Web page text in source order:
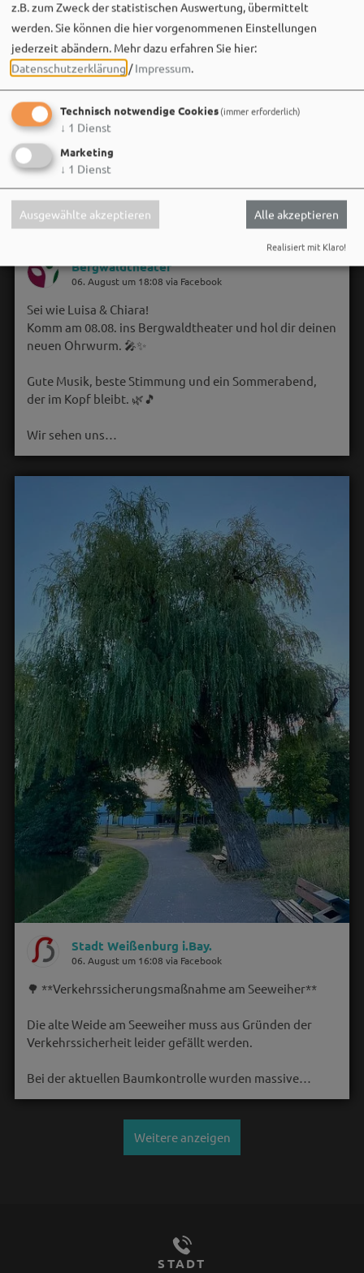
Bergwaldtheater
06. August um 18:08 via Facebook
Sei wie Luisa & Chiara!
Komm am 08.08. ins Bergwaldtheater und hol dir deinen
neuen Ohrwurm. 🎤✨
Gute Musik, beste Stimmung und ein Sommerabend,
der im Kopf bleibt. 🌿🎵
Wir sehen uns…
Stadt Weißenburg i.Bay.
06. August um 16:08 via Facebook
🌳 **Verkehrssicherungsmaßnahme am Seeweiher**
Die alte Weide am Seeweiher muss aus Gründen der
Verkehrssicherheit leider gefällt werden.
Bei der aktuellen Baumkontrolle wurden massive…
Weitere anzeigen
STADT
z.B. zum Zweck der statistischen Auswertung, übermittelt
werden. Sie können die hier vorgenommenen Einstellungen
jederzeit abändern. Mehr dazu erfahren Sie hier:
Datenschutzerklärung /Impressum.
Technisch notwendige Cookies(immer erforderlich)
↓ 1 Dienst
Marketing
↓ 1 Dienst
Ausgewählte akzeptieren Alle akzeptieren
Realisiert mit Klaro!